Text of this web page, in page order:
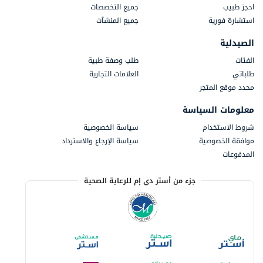
احجز طبيب
جميع التخصصات
استشارة فورية
جميع المنشآت
الصيدلية
الفئات
طلب وصفة طبية
طلباتي
العلامات التجارية
محدد موقع المتجر
معلومات السياسة
شروط الاستخدام
سياسة الخصوصية
موافقة الخصوصية
سياسة الإرجاع والاسترداد
المدفوعات
جزء من أستر دي إم للرعاية الصحية